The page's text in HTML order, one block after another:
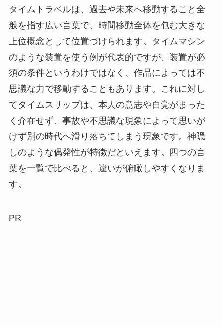
タイムトラベルは、過去や未来へ移動すること全
般を指す広い言葉で、時間移動全体を包む大きな
上位概念として位置づけられます。タイムマシン
のような装置を使う例が代表的ですが、装置が必
須の条件というわけではなく、作品によっては不
思議な力で移動することもあります。これに対し
てタイムスリップは、本人の意志や自覚がまった
く介在せず、事故や不思議な現象によって思いが
けず別の時代へ滑り落ちてしまう現象です。神隠
しのような偶発性が特徴だといえます。四つの言
葉を一覧で比べると、違いが俯瞰しやすくなりま
す。
PR